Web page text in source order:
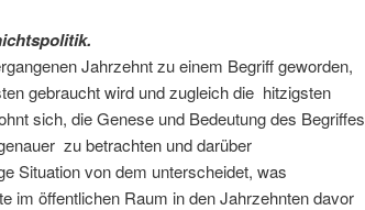
Jahrzehnt zu einem Begriff geworden,
gebraucht wird und zugleich die hitzigsten
sich, die Genese und Bedeutung des Begriffes
zu betrachten und darüber
Situation von dem unterscheidet, was
im öffentlichen Raum in den Jahrzehnten davor